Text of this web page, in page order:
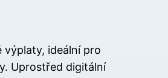
výplaty, ideální pro
Uprostřed digitální